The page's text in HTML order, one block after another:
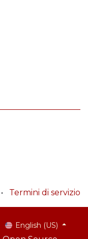
• Termini di servizio
English (US)